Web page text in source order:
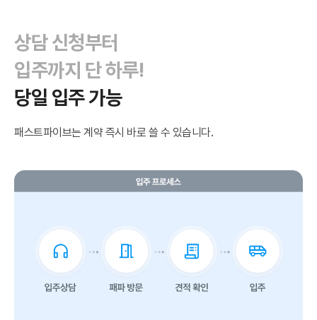
상담 신청부터
입주까지 단 하루!
당일 입주 가능
패스트파이브는 계약 즉시 바로 쓸 수 있습니다.